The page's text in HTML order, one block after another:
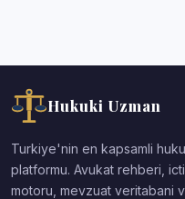
Hukuki Uzman
Turkiye'nin en kapsamli
platformu. Avukat rehberi,
motoru, mevzuat veritabani